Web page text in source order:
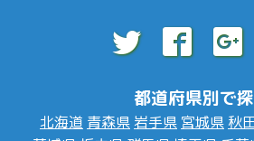
都道府県別で
北海道 青森県 岩手県 宮城県 秋